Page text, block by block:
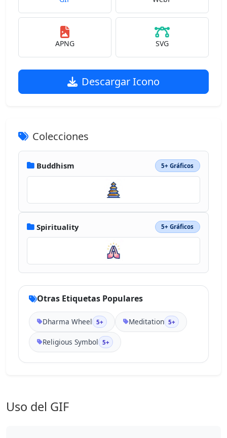
APNG SVG
Descargar Icono
Colecciones
Buddhism 5+ Gráficos
Spirituality 5+ Gráficos
Otras Etiquetas Populares
Dharma Wheel 5+ Meditation 5+
Religious Symbol 5+
Uso del GIF